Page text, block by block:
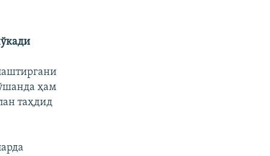
ҳам
таҳдид